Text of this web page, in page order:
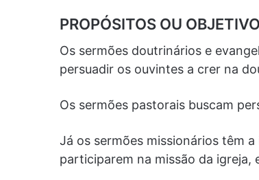
PROPÓSITOS OU
Os sermões doutrinários e
persuadir os ouvintes a crer na
Os sermões pastorais buscam
Já os sermões missionários têm
participarem na missão da igreja,